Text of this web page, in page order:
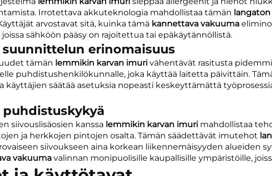
Irrotettava akkuteknologia mahdollistaa tämän
arvostavat sitä, kuinka tämä kannettava vakuuma
sähköön pääsy on rajoitettua tai epäkäytännöllistä.
erinomaisuus
tämän lemmikin karvan imuri vähentävät rasitusta
puhdistushenkilökunnalle, joka käyttää laitetta päivittäin.
käyttäjien säätää asetuksia nopeasti keskeyttämättä
siivouslisäosien kanssa lemmikin karvan imuri mahdollistaa
ja herkkojen pintojen osalta. Tämän säädettävät imutehot
siivoukseen aina korkean liikennemäisyyden alueiden
vakuuma valinnan monipuolisille kaupallisille ympäristöille,